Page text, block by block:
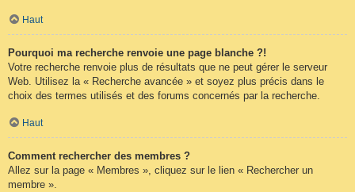
Haut
Pourquoi ma recherche renvoie une page blanche ?!
Votre recherche renvoie plus de résultats que ne peut gérer le serveur
Web. Utilisez la « Recherche avancée » et soyez plus précis dans le
choix des termes utilisés et des forums concernés par la recherche.
Haut
Comment rechercher des membres ?
Allez sur la page « Membres », cliquez sur le lien « Rechercher un
membre ».